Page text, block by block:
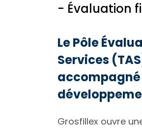
- Évaluation
Le Pôle
Services
accompagné
Grosfillex ouvre